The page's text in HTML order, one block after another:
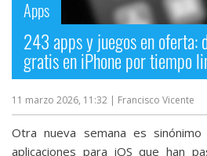
Apps
243 apps y juegos en oferta:
gratis en iPhone por tiempo
11 marzo 2026, 11:32 | Francisco Vicente
Otra nueva semana es
aplicaciones para iOS que han